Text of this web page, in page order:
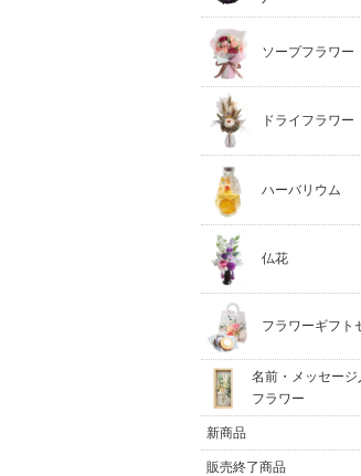
ソープフラワー
ドライフラワー
ハーバリウム
仏花
フラワーギフト
名前・メッセージ
フラワー
新商品
販売終了商品